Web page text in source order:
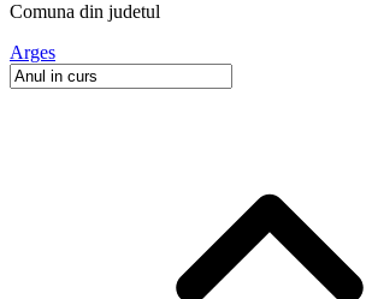
Comuna din judetul
Arges